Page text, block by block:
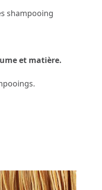
shampooing
et matière.